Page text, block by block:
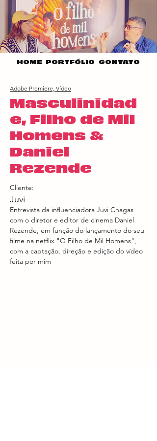
HOME PORTFÓLIO CONTATO
Adobe Premiere, Vídeo
Masculinidad
e, Filho de Mil
Homens &
Daniel
Rezende
Cliente:
Juvi
Entrevista da influenciadora Juvi Chagas
com o diretor e editor de cinema Daniel
Rezende, em função do lançamento do seu
filme na netflix "O Filho de Mil Homens",
com a captação, direção e edição do vídeo
feita por mim